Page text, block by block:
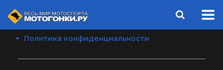
Политика конфиденциальности